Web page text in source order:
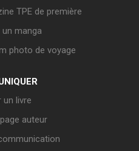
TPE de première
manga
photo de voyage
un livre
auteur